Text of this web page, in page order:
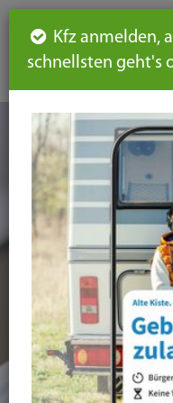
Seiteninhalt
leichte
Sprache
Kfz anmelden,
schnellsten geht's